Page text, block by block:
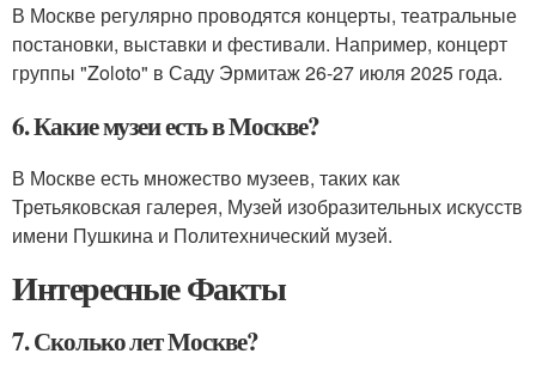
В Москве регулярно проводятся концерты, театральные
постановки, выставки и фестивали. Например, концерт
группы "Zoloto" в Саду Эрмитаж 26-27 июля 2025 года.
6. Какие музеи есть в Москве?
В Москве есть множество музеев, таких как
Третьяковская галерея, Музей изобразительных искусств
имени Пушкина и Политехнический музей.
Интересные Факты
7. Сколько лет Москве?